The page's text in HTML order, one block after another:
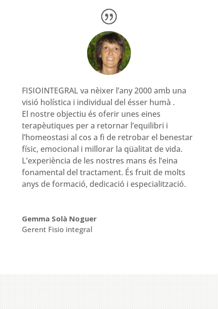
FISIOINTEGRAL va nèixer l’any 2000 amb una
visió holística i individual del ésser humà .
El nostre objectiu és oferir unes eines
terapèutiques per a retornar l’equilibri i
l’homeostasi al cos a fi de retrobar el benestar
físic, emocional i millorar la qüalitat de vida.
L’experiència de les nostres mans és l’eina
fonamental del tractament. És fruit de molts
anys de formació, dedicació i especialització.
Gemma Solà Noguer
Gerent Fisio integral